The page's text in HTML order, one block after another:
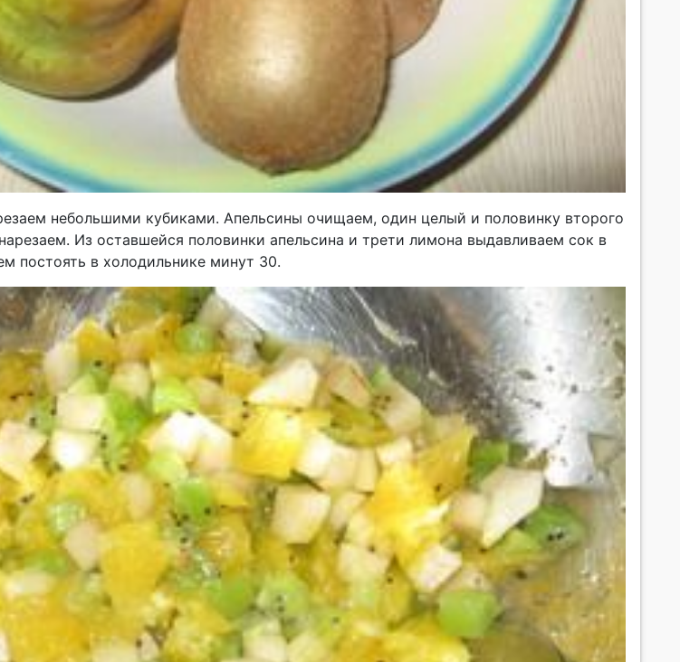
небольшими кубиками. Апельсины очищаем, один целый и половинку второго
Из оставшейся половинки апельсина и трети лимона выдавливаем сок в
постоять в холодильнике минут 30.